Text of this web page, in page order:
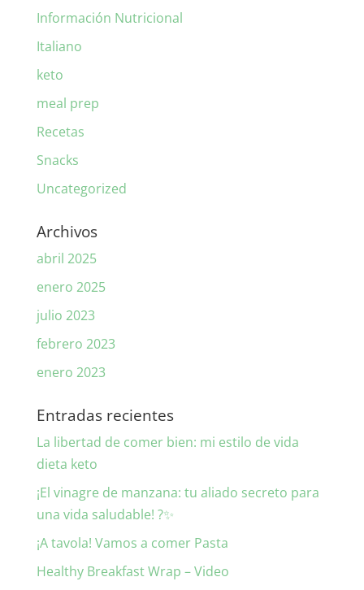
Información Nutricional
Italiano
keto
meal prep
Recetas
Snacks
Uncategorized
Archivos
abril 2025
enero 2025
julio 2023
febrero 2023
enero 2023
Entradas recientes
La libertad de comer bien: mi estilo de vida
dieta keto
¡El vinagre de manzana: tu aliado secreto para
una vida saludable! ?✨
¡A tavola! Vamos a comer Pasta
Healthy Breakfast Wrap – Video